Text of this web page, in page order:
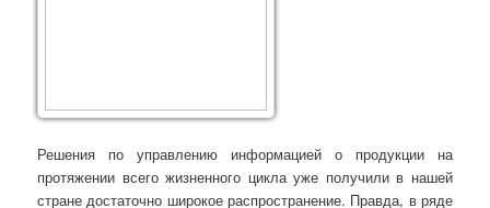
Решения по управлению информацией о продукции на
протяжении всего жизненного цикла уже получили в нашей
стране достаточно широкое распространение. Правда, в ряде